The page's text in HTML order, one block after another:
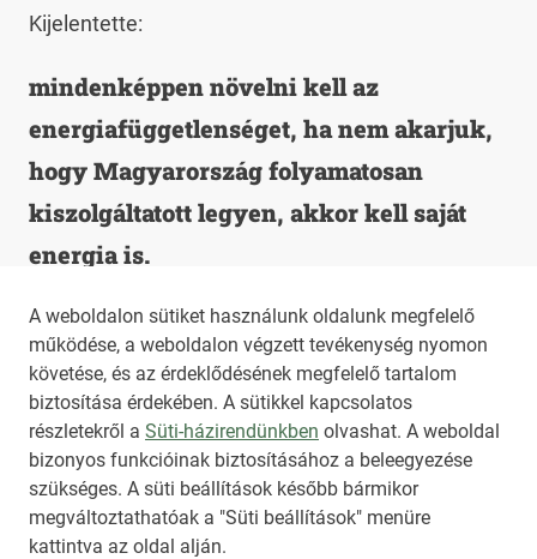
A weboldalon sütiket használunk oldalunk megfelelő
működése, a weboldalon végzett tevékenység nyomon
követése, és az érdeklődésének megfelelő tartalom
biztosítása érdekében. A sütikkel kapcsolatos
részletekről a Süti-házirendünkben olvashat. A weboldal
bizonyos funkcióinak biztosításához a beleegyezése
szükséges. A süti beállítások később bármikor
megváltoztathatóak a "Süti beállítások" menüre
kattintva az oldal alján.
Kijelentette:
mindenképpen növelni kell az
energiafüggetlenséget, ha nem akarjuk,
hogy Magyarország folyamatosan
kiszolgáltatott legyen, akkor kell saját
energia is.
A kormányfő a következő évekre azt ígérte:
semmiképpen nem enged magyar katonát
Ukrajnába és nem fogja megengedni, hogy
elvigyék a magyarok pénzét Ukrajnába. Meg fogja
védeni a rezsicsökkentést és a családok
egzisztenciális biztonságát, végig fogják vinni és
felépítik a 14. havi nyugdíjat, a fiataloknak